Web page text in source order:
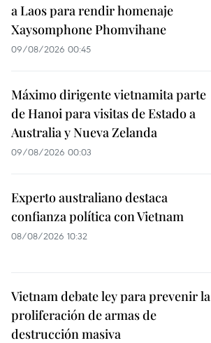
a Laos para rendir homenaje
Xaysomphone Phomvihane
09/08/2026 00:45
Máximo dirigente vietnamita parte
de Hanoi para visitas de Estado a
Australia y Nueva Zelanda
09/08/2026 00:03
Experto australiano destaca
confianza política con Vietnam
08/08/2026 10:32
Vietnam debate ley para prevenir la
proliferación de armas de
destrucción masiva